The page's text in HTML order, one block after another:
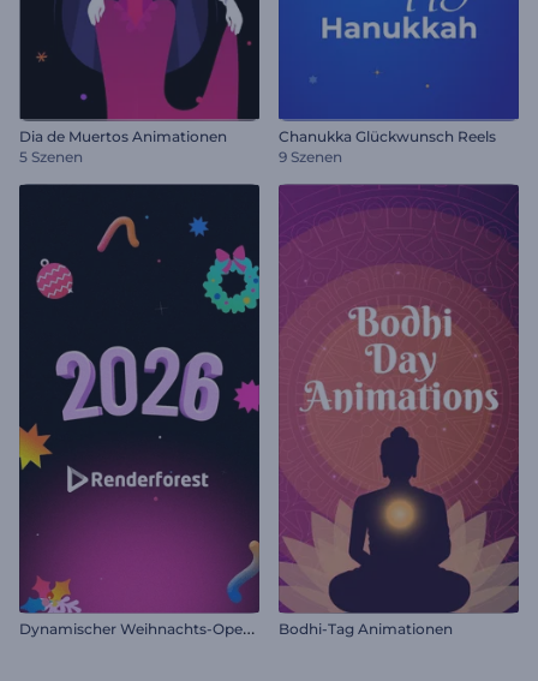
Dia de Muertos Animationen
5 Szenen
Chanukka Glückwunsch Reels
9 Szenen
D
ynamischer Weihnachts-Opener Bodhi-Tag Animationen